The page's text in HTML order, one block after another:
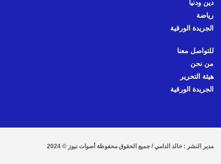
دين ودنيا
رياضة
الجريدة الورقية
للتواصل معنا
من نحن
هيئة التحرير
الجريدة الورقية
مدير النشر : خالد الدامي / جميع الحقوق محفوظة أصوات نيوز © 2024